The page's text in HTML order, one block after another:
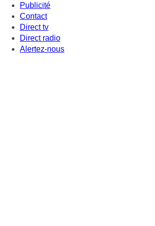
Publicité
Contact
Direct tv
Direct radio
Alertez-nous